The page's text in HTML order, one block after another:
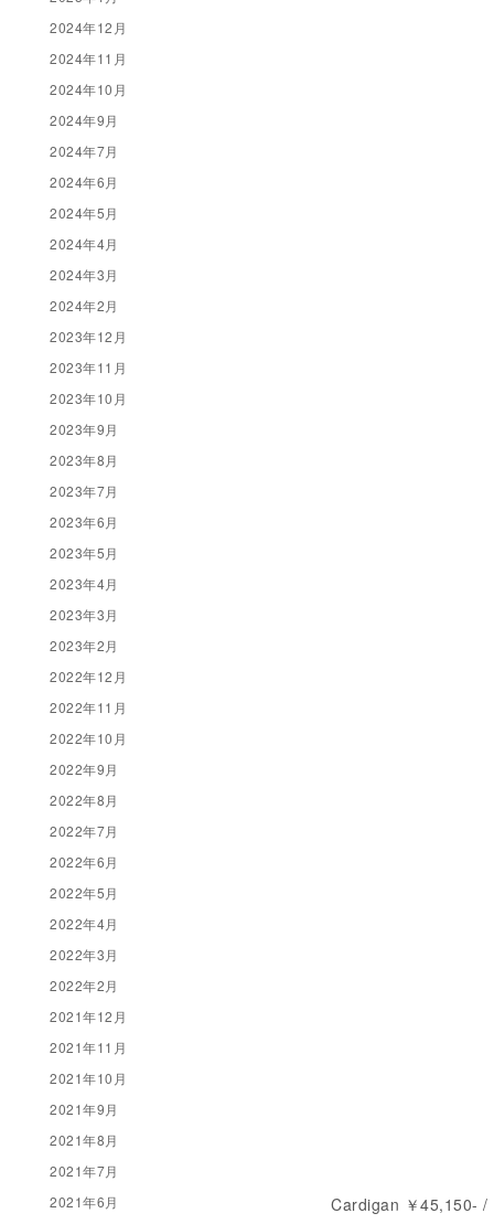
Cardigan ￥45,150- /
2024年12月
2024年11月
2024年10月
2024年9月
2024年7月
2024年6月
2024年5月
2024年4月
2024年3月
2024年2月
2023年12月
2023年11月
2023年10月
2023年9月
2023年8月
2023年7月
2023年6月
2023年5月
2023年4月
2023年3月
2023年2月
2022年12月
2022年11月
2022年10月
2022年9月
2022年8月
2022年7月
2022年6月
2022年5月
2022年4月
2022年3月
2022年2月
2021年12月
2021年11月
2021年10月
2021年9月
2021年8月
2021年7月
2021年6月